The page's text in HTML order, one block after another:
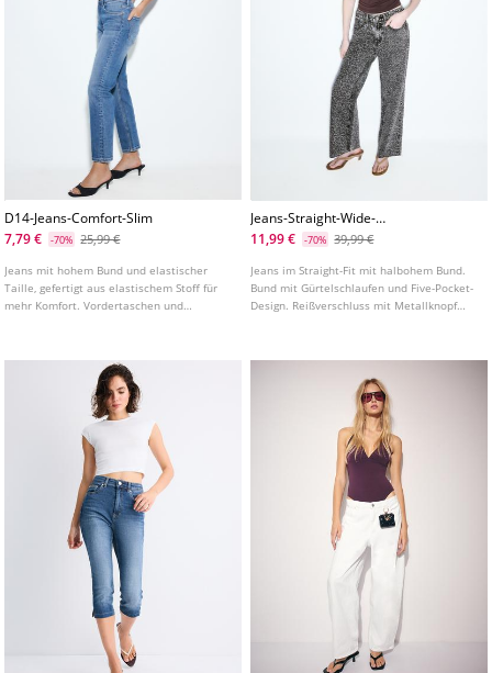
D14-Jeans-Comfort-Slim
7,79 €
-70% 25,99 €
Jeans mit hohem Bund und elastischer
Taille, gefertigt aus elastischem Stoff für
mehr Komfort. Vordertaschen und
verschiedenen Farben erhältlich.
Jeans-Straight-Wide-
Leopardenprint
11,99 € -70% 39,99 €
Jeans im Straight-Fit mit halbohem Bund.
Bund mit Gürtelschlaufen und Five-Pocket-
Design. Reißverschluss mit Metallknopf